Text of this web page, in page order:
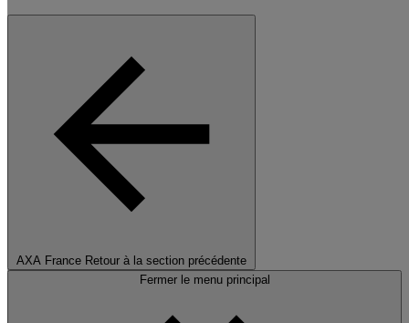
AXA France Retour à la section précédente
Fermer le menu principal